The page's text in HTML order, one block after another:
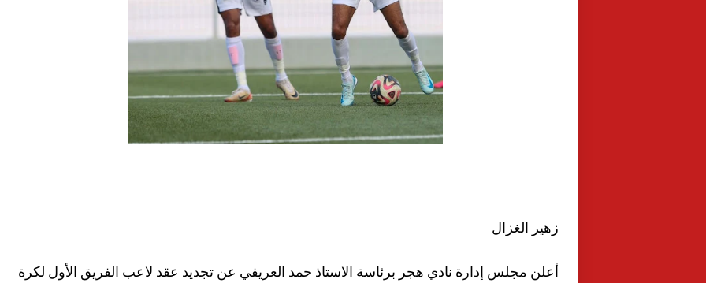
زهير الغزال
أعلن مجلس إدارة نادي هجر برئاسة الاستاذ حمد العريفي عن تجديد عقد لاعب الفريق الأول لكرة